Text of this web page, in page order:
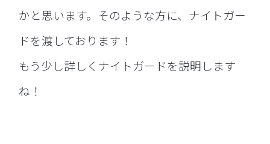
かと思います。そのような方に、ナイトガー
ドを渡しております！
もう少し詳しくナイトガードを説明します
ね！